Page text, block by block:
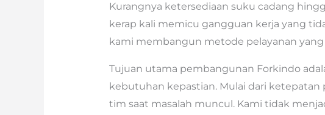
Kurangnya ketersediaan suku cadang
kerap kali memicu gangguan kerja yang
kami membangun metode pelayanan
Tujuan utama pembangunan Forkindo
kebutuhan kepastian. Mulai dari
tim saat masalah muncul. Kami tidak